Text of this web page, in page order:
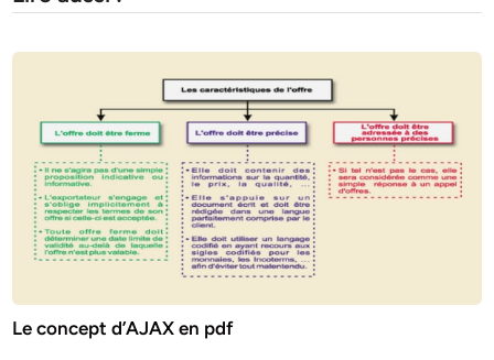
Le concept d’AJAX en pdf